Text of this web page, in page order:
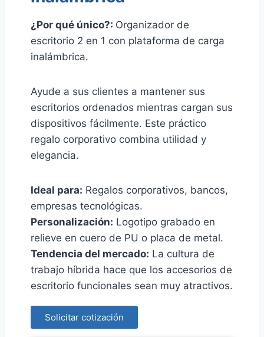
¿Por qué único?: Organizador de
escritorio 2 en 1 con plataforma de carga
inalámbrica.
Ayude a sus clientes a mantener sus
escritorios ordenados mientras cargan sus
dispositivos fácilmente. Este práctico
regalo corporativo combina utilidad y
elegancia.
Ideal para: Regalos corporativos, bancos,
empresas tecnológicas.
Personalización: Logotipo grabado en
relieve en cuero de PU o placa de metal.
Tendencia del mercado: La cultura de
trabajo híbrida hace que los accesorios de
escritorio funcionales sean muy atractivos.
Solicitar cotización